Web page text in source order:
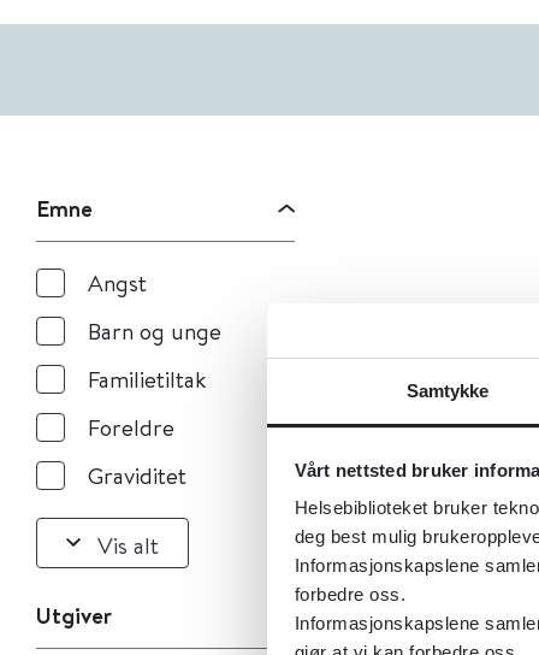
Samtykke
Vårt nettsted bruker
Helsebiblioteket bruker
deg best mulig
Informasjonskapslene
forbedre oss.
Informasjonskapslene
Emne
Angst
Barn og unge
Familietiltak
Foreldre
Graviditet
Vis alt
Utgiver